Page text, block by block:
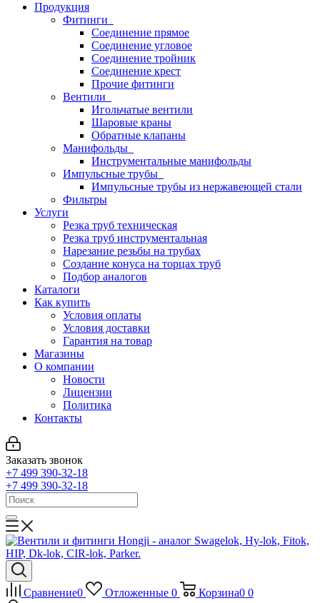
Продукция
Фитинги
Соединение прямое
Соединение угловое
Соединение тройник
Соединение крест
Прочие фитинги
Вентили
Игольчатые вентили
Шаровые краны
Обратные клапаны
Манифольды
Инструментальные манифольды
Импульсные трубы
Импульсные трубы из нержавеющей стали
Фильтры
Услуги
Резка труб техническая
Резка труб инструментальная
Нарезание резьбы на трубах
Создание конуса на торцах труб
Подбор аналогов
Каталоги
Как купить
Условия оплаты
Условия доставки
Гарантия на товар
Магазины
О компании
Новости
Лицензии
Политика
Контакты
Заказать звонок
+7 499 390-32-18
+7 499 390-32-18
Сравнение0 Отложенные 0 Корзина0 0